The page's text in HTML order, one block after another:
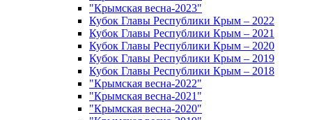
"Крымская весна-2023"
Кубок Главы Республики Крым – 2022
Кубок Главы Республики Крым – 2021
Кубок Главы Республики Крым – 2020
Кубок Главы Республики Крым – 2019
Кубок Главы Республики Крым – 2018
"Крымская весна-2022"
"Крымская весна-2021"
"Крымская весна-2020"